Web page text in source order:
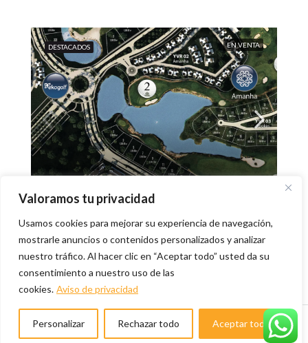
Valoramos tu privacidad
Usamos cookies para mejorar su experiencia de navegación,
mostrarle anuncios o contenidos personalizados y analizar
nuestro tráfico. Al hacer clic en “Aceptar todo” usted da su
consentimiento a nuestro uso de las
cookies. Aviso de privacidad
Personalizar Rechazar todo Aceptar todo
DESTACADOS EN VENTA
$10,338,600
Terreno vista a lago principal en Yucatan
Country Club
4CC2+27Q Yucatán Country Club, México
1338.6m²
TERRENO
Ralfo RE